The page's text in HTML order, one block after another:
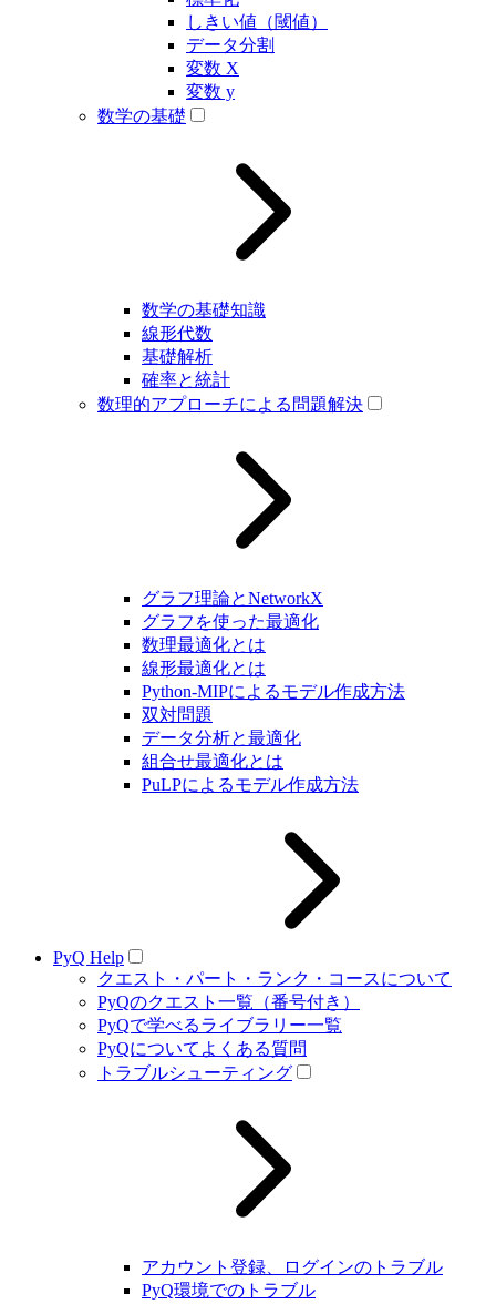
しきい値（閾値）
データ分割
変数 X
変数 y
数学の基礎
数学の基礎知識
線形代数
基礎解析
確率と統計
数理的アプローチによる問題解決
グラフ理論とNetworkX
グラフを使った最適化
数理最適化とは
線形最適化とは
Python-MIPによるモデル作成方法
双対問題
データ分析と最適化
組合せ最適化とは
PuLPによるモデル作成方法
PyQ Help
クエスト・パート・ランク・コースについて
PyQのクエスト一覧（番号付き）
PyQで学べるライブラリー一覧
PyQについてよくある質問
トラブルシューティング
アカウント登録、ログインのトラブル
PyQ環境でのトラブル